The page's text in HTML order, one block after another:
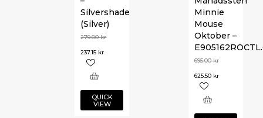
Silvershade
(Silver)
279.00kr
237.15 kr
QUICK
VIEW
Minnie
Mouse
Oktober –
695.00kr
625.50 kr